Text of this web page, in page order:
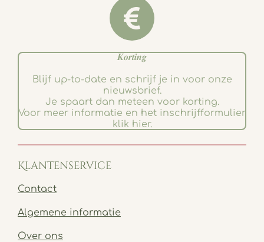
𝑲𝒐𝒓𝒕𝒊𝒏𝒈
Blijf up-to-date en schrijf je in voor onze
nieuwsbrief.
Je spaart dan meteen voor korting.
Voor meer informatie en het inschrijfformulier
klik hier.
Klantenservice
Contact
Algemene informatie
Over ons